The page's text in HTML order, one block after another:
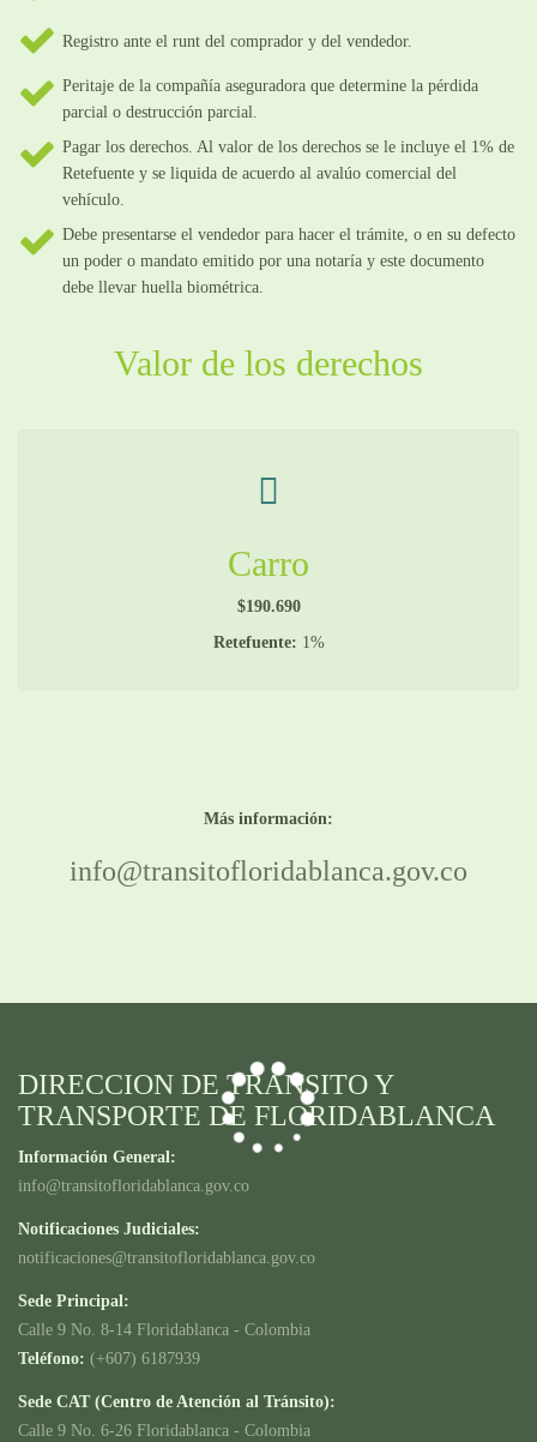
Registro ante el runt del comprador y del vendedor.
Peritaje de la compañía aseguradora que determine la pérdida
parcial o destrucción parcial.
Pagar los derechos. Al valor de los derechos se le incluye el 1% de
Retefuente y se liquida de acuerdo al avalúo comercial del
vehículo.
Debe presentarse el vendedor para hacer el trámite, o en su defecto
un poder o mandato emitido por una notaría y este documento
debe llevar huella biométrica.
Valor de los derechos
Carro
$190.690
Retefuente: 1%
Más información:
info@transitofloridablanca.gov.co
DIRECCION DE TRANSITO Y
TRANSPORTE DE FLORIDABLANCA
Información General:
info@transitofloridablanca.gov.co
Notificaciones Judiciales:
notificaciones@transitofloridablanca.gov.co
Sede Principal:
Calle 9 No. 8-14 Floridablanca - Colombia
Teléfono: (+607) 6187939
Sede CAT (Centro de Atención al Tránsito):
Calle 9 No. 6-26 Floridablanca - Colombia